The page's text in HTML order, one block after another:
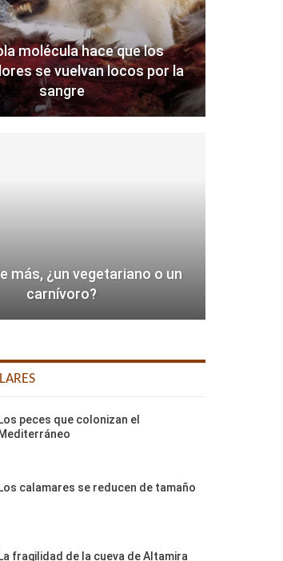
molécula hace que los
se vuelvan locos por la
sangre
más, ¿un vegetariano o un
carnívoro?
Los peces que colonizan el
Mediterráneo
Los calamares se reducen de tamaño
La fragilidad de la cueva de Altamira